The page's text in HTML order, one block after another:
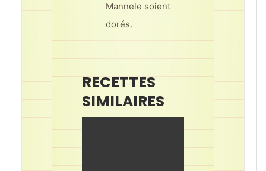
Mannele soient
dorés.
RECETTES
SIMILAIRES